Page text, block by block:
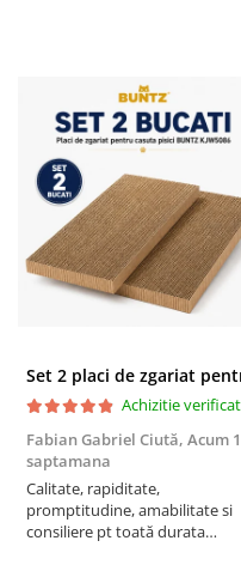
Achizitie
Fabian Gabriel Ciută, Acum 1
saptamana
Calitate, rapiditate,
promptitudine, amabilitate si
consiliere pt toată durata